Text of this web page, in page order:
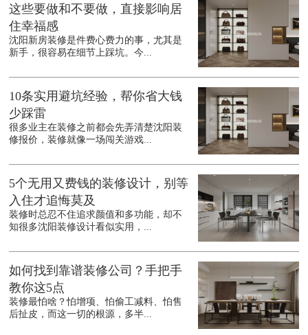
这些要做和不要做，直接影响居
住幸福感
沈阳新房装修是件费心费力的事，尤其是
新手，很容易在细节上踩坑。今...
10条实用避坑经验，帮你省大钱
少踩雷
很多业主在装修之前都会先弄清楚沈阳装
修报价，装修就像一场闯关游戏...
5个无用又费钱的装修设计，别等
入住才追悔莫及
装修时总忍不住追求颜值和多功能，却不
知很多沈阳装修设计看似实用，...
如何找到靠谱装修公司？手把手
教你这5点
装修最怕啥？怕增项、怕偷工减料、怕售
后扯皮，而这一切的根源，多半...